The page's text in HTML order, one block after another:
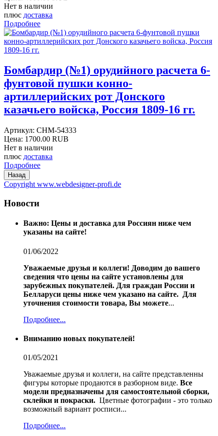
Нет в наличии
плюс доставка
Подробнее
Бомбардир (№1) орудийного расчета 6-
фунтовой пушки конно-
артиллерийских рот Донского
казачьего войска, Россия 1809-16 гг.
Артикул: CHM-54333
Цена: 1700.00 RUB
Нет в наличии
плюс доставка
Подробнее
Copyright www.webdesigner-profi.de
Новости
Важно: Цены и доставка для Россиян ниже чем
указаны на сайте!
01/06/2022
Уважаемые друзья и коллеги! Доводим до вашего
сведения что цены на сайте установлены для
зарубежных покупателей. Для граждан России и
Белларуси цены ниже чем указано на сайте. Для
уточнения стоимости товара, Вы можете...
Подробнее...
Вниманию новых покупателей!
01/05/2021
Уважаемые друзья и коллеги, на сайте представленны
фигуры которые продаются в разборном виде. Все
модели предназначены для самостоятельной сборки,
склейки и покраски. Цветные фотографии - это только
возможный вариант росписи...
Подробнее...